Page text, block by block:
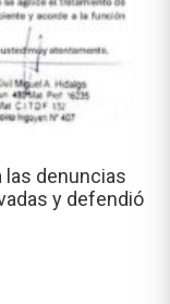
las denuncias
y defendió